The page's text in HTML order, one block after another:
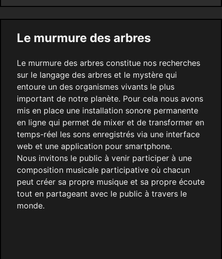
Le murmure des arbres
Le murmure des arbres constitue nos recherches
sur le langage des arbres et le mystère qui
entoure un des organismes vivants le plus
important de notre planète. Pour cela nous avons
mis en place une installation sonore permanente
en ligne qui permet de mixer et de transformer en
temps-réel les sons enregistrés via une interface
web et une application pour smartphone.
Nous invitons le public à venir participer à une
composition musicale participative où chacun
peut créer sa propre musique et sa propre écoute
tout en partageant avec le public à travers le
monde.